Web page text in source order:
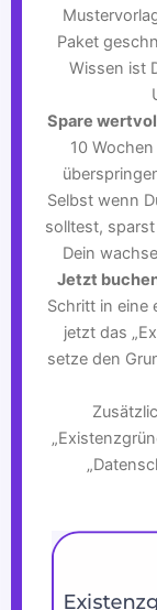
Paket
Wissen ist
Spare
10
Selbst wenn
solltest,
Dein
Jetzt
Schritt in eine
jetzt das
setze den